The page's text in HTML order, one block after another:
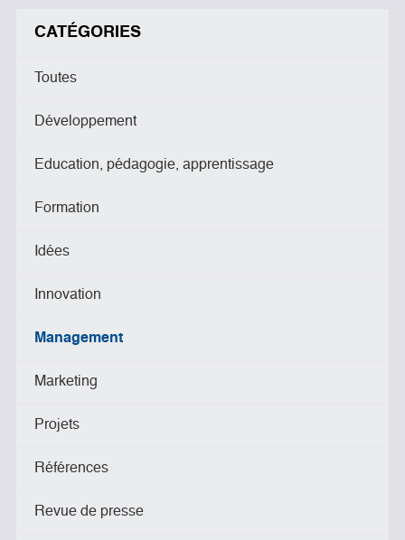
CATÉGORIES
Toutes
Développement
Education, pédagogie, apprentissage
Formation
Idées
Innovation
Management
Marketing
Projets
Références
Revue de presse